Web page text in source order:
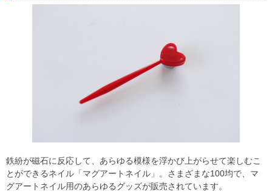
鉄紛が磁石に反応して、あらゆる模様を浮かび上がらせて楽しむこ
とができるネイル「マグアートネイル」。さまざまな100均で、マ
グアートネイル用のあらゆるグッズが販売されています。